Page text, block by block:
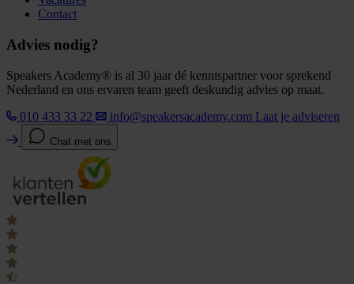
Contact
Advies nodig?
Speakers Academy® is al 30 jaar dé kennispartner voor sprekend
Nederland en ons ervaren team geeft deskundig advies op maat.
010 433 33 22
info@speakersacademy.com Laat je adviseren
Chat met ons